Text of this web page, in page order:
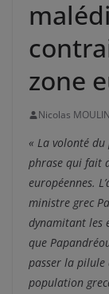
zone
Nicolas MOULIN
« La volonté du
phrase qui fait
européennes.
ministre grec
dynamitant les
que
passer la pilule
population